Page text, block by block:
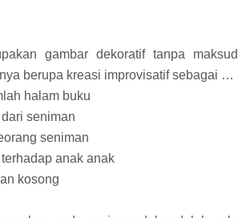
gambar dekoratif tanpa maksud
berupa kreasi improvisatif sebagai …
halam buku
seniman
seniman
anak anak
kosong